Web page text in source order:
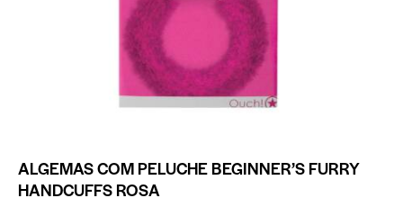
ALGEMAS COM PELUCHE BEGINNER’S FURRY
HANDCUFFS ROSA